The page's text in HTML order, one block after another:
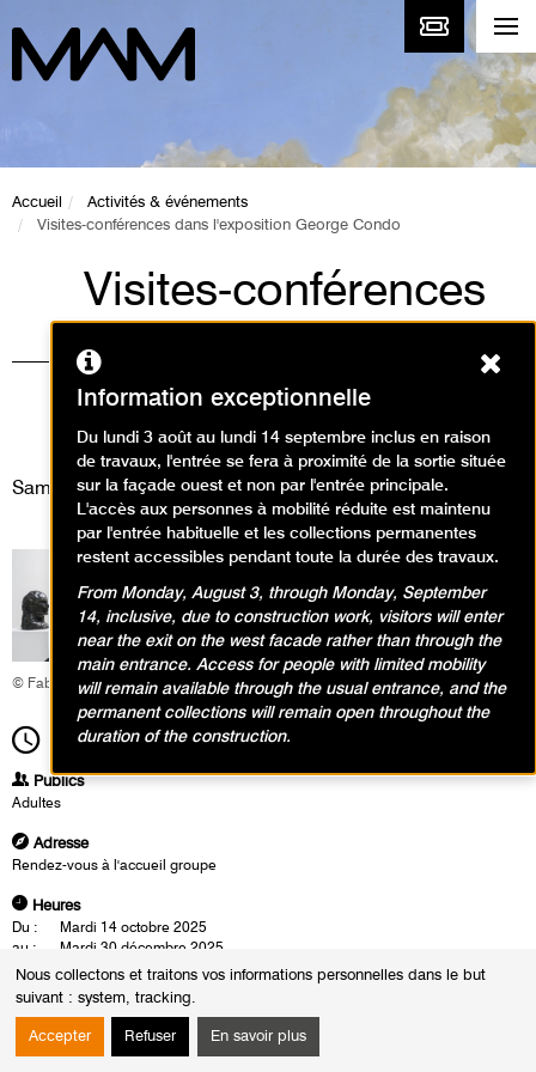
Nous collectons et traitons vos informations personnelles dans le but
suivant : system, tracking.
Accepter Refuser En savoir plus
Accueil
Activités & événements
Visites-conférences dans l'exposition George Condo
Visites-conférences
dans l'exposition
George Condo
Visites / Visite conférence
Samedi 27 décembre 2025
© Fabrice Gaboriau
16h00Durée1h30
Publics
Adultes
Adresse
Rendez-vous à l'accueil groupe
Heures
Du :
Mardi 14 octobre 2025
au :
Mardi 30 décembre 2025
Les :
mardis de 14h30 à 16h00
samedis de 16h00 à 17h30
Samedi 1 novembre 2025 de 16h00 à 17h30
Mardi 11 novembre 2025 de 14h30 à 16h00
Information exceptionnelle
Du lundi 3 août au lundi 14 septembre inclus en raison
de travaux, l'entrée se fera à proximité de la sortie située
sur la façade ouest et non par l'entrée principale.
L'accès aux personnes à mobilité réduite est maintenu
par l'entrée habituelle et les collections permanentes
restent accessibles pendant toute la durée des travaux.
From Monday, August 3, through Monday, September
14, inclusive, due to construction work, visitors will enter
near the exit on the west facade rather than through the
main entrance. Access for people with limited mobility
will remain available through the usual entrance, and the
permanent collections will remain open throughout the
duration of the construction.